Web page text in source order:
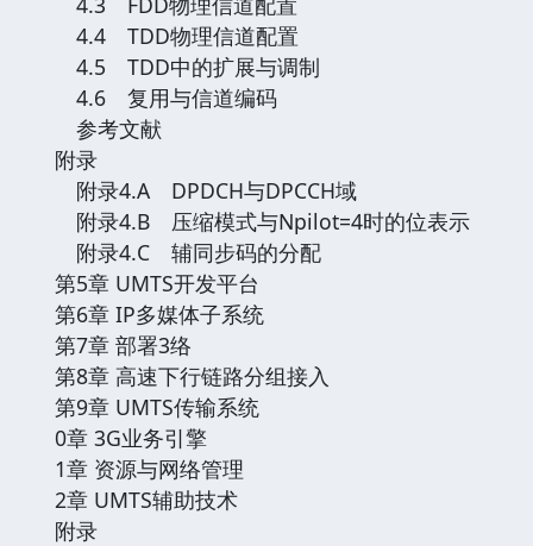
4.4 TDD物理信道配置
4.5 TDD中的扩展与调制
4.6 复用与信道编码
参考文献
附录
附录4.A DPDCH与DPCCH域
附录4.B 压缩模式与Npilot=4时的位表示
附录4.C 辅同步码的分配
第5章 UMTS开发平台
第6章 IP多媒体子系统
第7章 部署3络
第8章 高速下行链路分组接入
第9章 UMTS传输系统
0章 3G业务引擎
1章 资源与网络管理
2章 UMTS辅助技术
附录